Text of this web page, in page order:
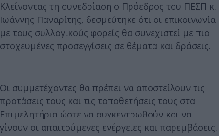
Κλείνοντας τη συνεδρίαση ο Πρόεδρος του ΠΕΣΠ κ.
Ιωάννης Παναρίτης, δεσμεύτηκε ότι οι επικοινωνία
με τους συλλογικούς φορείς θα συνεχιστεί με πιο
στοχευμένες προσεγγίσεις σε θέματα και δράσεις.
Οι συμμετέχοντες θα πρέπει να αποστείλουν τις
προτάσεις τους και τις τοποθετήσεις τους στα
Επιμελητήρια ώστε να συγκεντρωθούν και να
γίνουν οι απαιτούμενες ενέργειες και παρεμβάσεις.